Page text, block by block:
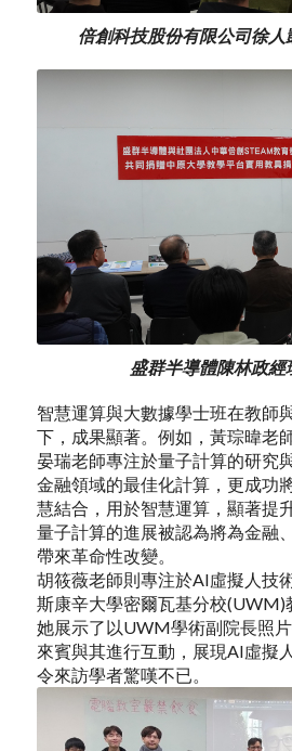
倍創科技股份有限公司徐人
盛群半導體陳林政經
智慧運算與大數據學士班在教師
下，成果顯著。例如，黃琮暐老
晏瑞老師專注於量子計算的研究
金融領域的最佳化計算，更成功
慧結合，用於智慧運算，顯著提
量子計算的進展被認為將為金融
帶來革命性改變。
胡筱薇老師則專注於AI虛擬人技
斯康辛大學密爾瓦基分校(UWM)
她展示了以UWM學術副院長照
來賓與其進行互動，展現AI虛擬
令來訪學者驚嘆不已。